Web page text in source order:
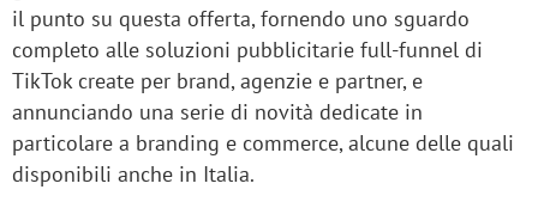
il punto su questa offerta, fornendo uno sguardo
completo alle soluzioni pubblicitarie full-funnel di
TikTok create per brand, agenzie e partner, e
annunciando una serie di novità dedicate in
particolare a branding e commerce, alcune delle quali
disponibili anche in Italia.